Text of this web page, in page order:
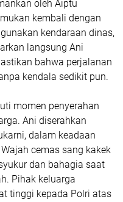
oleh Aiptu
kembali dengan
kendaraan dinas,
langsung Ani
bahwa perjalanan
kendala sedikit pun.
momen penyerahan
Ani diserahkan
dalam keadaan
cemas sang kakek
dan bahagia saat
Pihak keluarga
tinggi kepada Polri atas